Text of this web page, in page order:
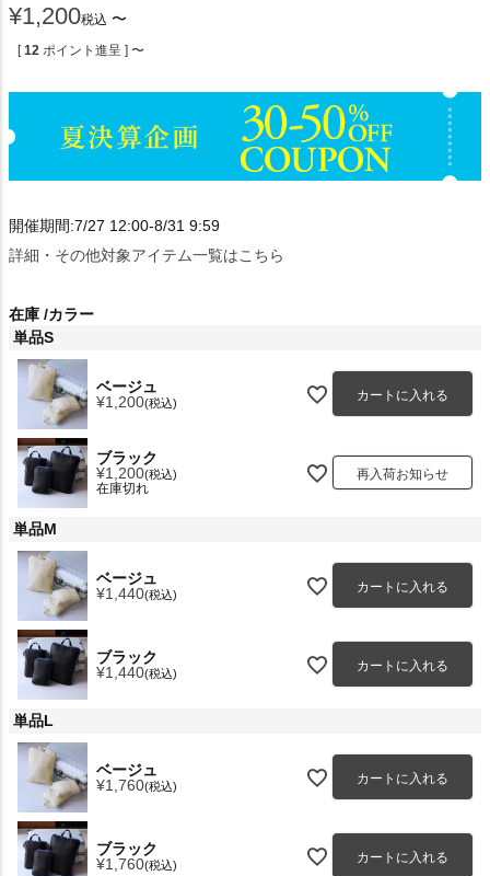
¥1,200税込 〜
[ 12 ポイント進呈 ] 〜
開催期間:7/27 12:00-8/31 9:59
詳細・その他対象アイテム一覧はこちら
在庫 カラー
単品S
ベージュ
¥1,200 税込 カートに入れる
ブラック
¥1,200 税込
在庫切れ
再入荷お知らせ
単品M
ベージュ
¥1,440 税込 カートに入れる
ブラック
¥1,440 税込 カートに入れる
単品L
ベージュ
¥1,760 税込 カートに入れる
ブラック
¥1,760 税込 カートに入れる